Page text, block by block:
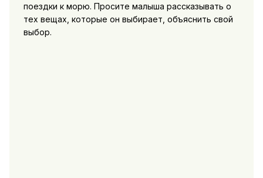
поездки к морю. Просите малыша рассказывать о
тех вещах, которые он выбирает, объяснить свой
выбор.